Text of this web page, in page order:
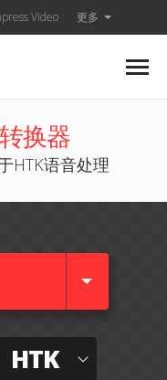
Video 更多
换器
HTK语音处理
HTK